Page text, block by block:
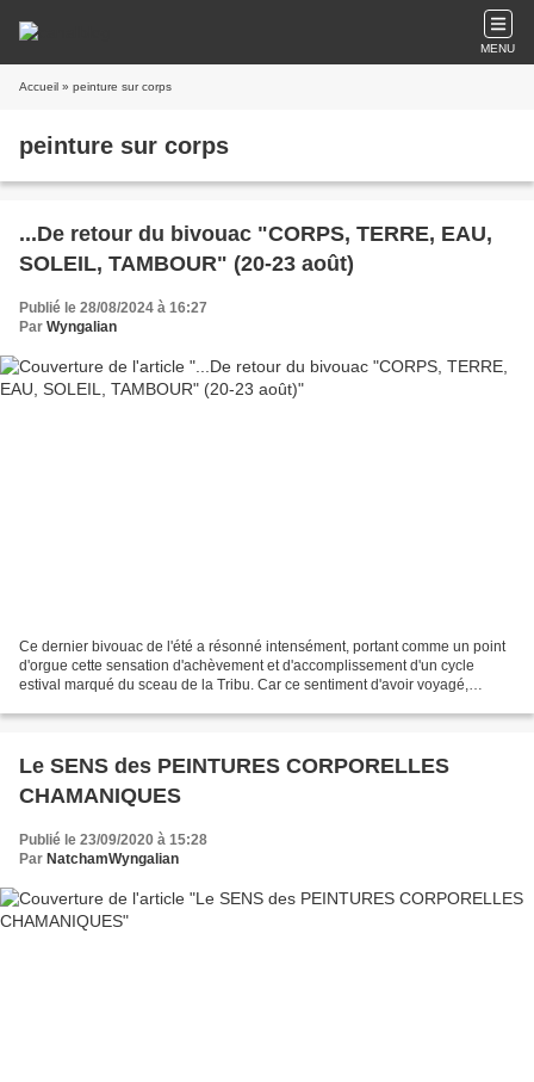
MENU
Accueil » peinture sur corps
peinture sur corps
...De retour du bivouac "CORPS, TERRE, EAU,
SOLEIL, TAMBOUR" (20-23 août)
Publié le 28/08/2024 à 16:27
Par Wyngalian
Ce dernier bivouac de l'été a résonné intensément, portant comme un point
d'orgue cette sensation d'achèvement et d'accomplissement d'un cycle
estival marqué du sceau de la Tribu. Car ce sentiment d'avoir voyagé,
Le SENS des PEINTURES CORPORELLES
CHAMANIQUES
Publié le 23/09/2020 à 15:28
Par NatchamWyngalian